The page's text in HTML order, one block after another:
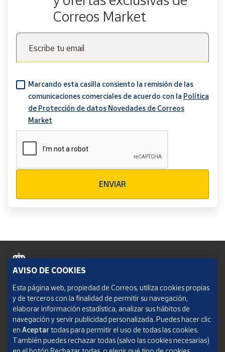
Correos Market
Escribe tu email
Marcando esta casilla consiento la remisión de las
comunicaciones comerciales de acuerdo con la Política
de Protección de datos Novedades de Correos
Market
ENVIAR
Política de cookies
Aviso legal
Condiciones del servicio
Política de Privacidad Web
AVISO DE COOKIES
Esta página web, propiedad de Correos, utiliza cookies propias
y de terceros con la finalidad de permitir su navegación,
elaborar información estadística, analizar sus hábitos de
navegación y servir publicidad personalizada. Puedes hacer clic
en Aceptar todas para permitir el uso de todas las cookies.
También puedes rechazar todas (salvo las cookies necesarias)